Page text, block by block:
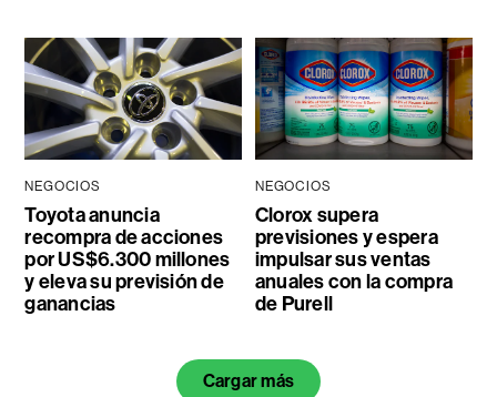
NEGOCIOS
Toyota anuncia
recompra de acciones
por US$6.300 millones
y eleva su previsión de
ganancias
NEGOCIOS
Clorox supera
previsiones y espera
impulsar sus ventas
anuales con la compra
de Purell
Cargar más